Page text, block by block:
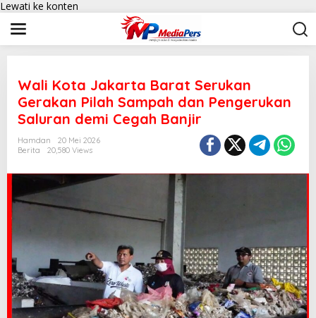
Lewati ke konten
Wali Kota Jakarta Barat Serukan
Gerakan Pilah Sampah dan Pengerukan
Saluran demi Cegah Banjir
Hamdan
20 Mei 2026
Berita
20,580 Views